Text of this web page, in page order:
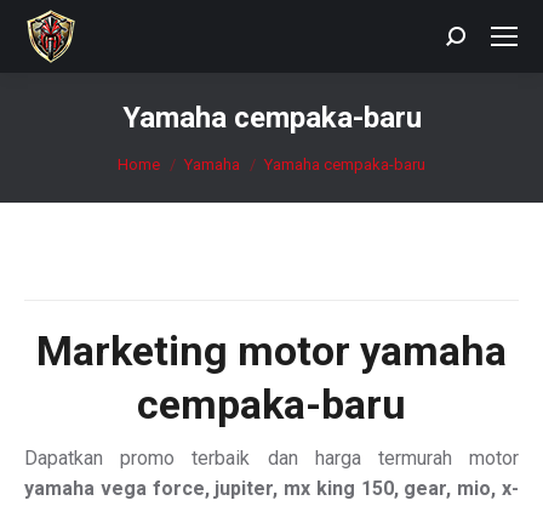
Search:
Yamaha cempaka-baru
You are here:
Home Yamaha Yamaha cempaka-baru
Marketing motor yamaha
cempaka-baru
Dapatkan promo terbaik dan harga termurah motor
yamaha vega force, jupiter, mx king 150, gear, mio, x-